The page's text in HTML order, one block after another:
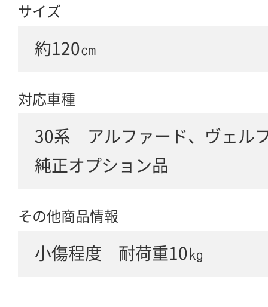
サイズ
約120㎝
対応車種
30系 アルファード、ヴェル
純正オプション品
その他商品情報
小傷程度 耐荷重10㎏